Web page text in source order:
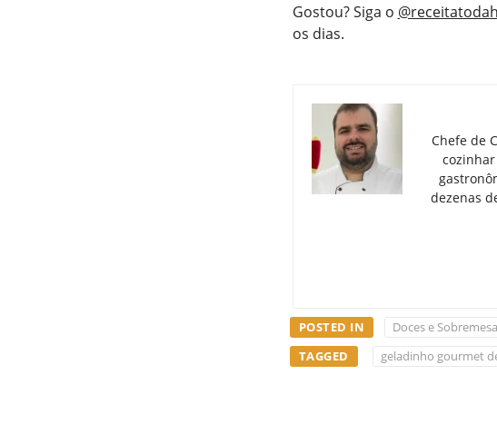
Gostou? Siga o
os dias.
Chefe de
dezenas
POSTED IN
Doces e
TAGGED
geladinho gourmet